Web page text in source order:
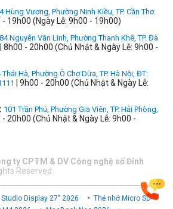
Hùng Vương, Phường Ninh Kiều, TP. Cần Thơ.
- 19h00 (Ngày Lễ: 9h00 - 19h00)
Nguyễn Văn Linh, Phường Thanh Khê, TP. Đà
| 8h00 - 20h00 (Chủ Nhật & Ngày Lễ: 9h00 -
Thái Hà, Phường Ô Chợ Dừa, TP. Hà Nội, ĐT:
| 9h00 - 20h00 (Chủ Nhật & Ngày Lễ:
101 Trần Phú, Phường Gia Viên, TP. Hải Phòng,
- 20h00 (Chủ Nhật & Ngày Lễ: 9h00 -
ty CPTM & DV Công nghệ số Đỉnh
Reserved
Studio Display 27" 2026
Thẻ nhớ Micro SD